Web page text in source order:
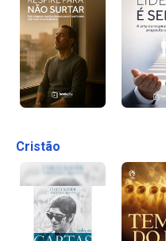
Cristão